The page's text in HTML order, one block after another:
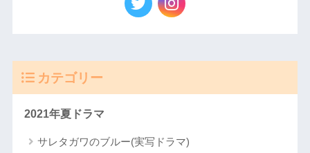
カテゴリー
2021年夏ドラマ
サレタガワのブルー(実写ドラマ)